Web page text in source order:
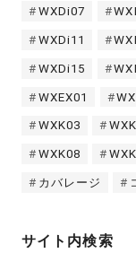
WXDi07
WXDi11
WXDi15
WXEX01
WXK03
WXK08
カバレージ
サイト内検索